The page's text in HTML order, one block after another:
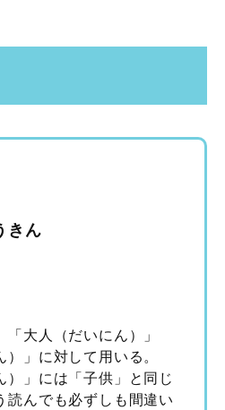
きん
大人（だいにん）」
）」に対して用いる。
）」には「子供」と同じ
読んでも必ずしも間違い